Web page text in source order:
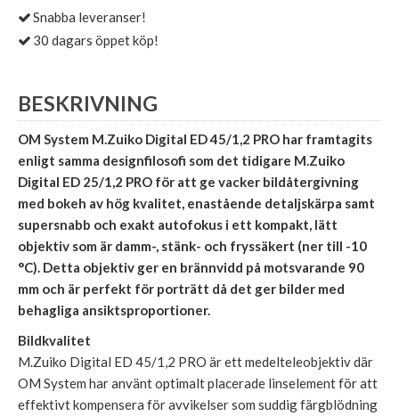
Snabba leveranser!
30 dagars öppet köp!
BESKRIVNING
OM System M.Zuiko Digital ED 45/1,2 PRO har framtagits
enligt samma designfilosofi som det tidigare M.Zuiko
Digital ED 25/1,2 PRO för att ge vacker bildåtergivning
med bokeh av hög kvalitet, enastående detaljskärpa samt
supersnabb och exakt autofokus i ett kompakt, lätt
objektiv som är damm-, stänk- och fryssäkert (ner till -10
°C). Detta objektiv ger en brännvidd på motsvarande 90
mm och är perfekt för porträtt då det ger bilder med
behagliga ansiktsproportioner.
Bildkvalitet
M.Zuiko Digital ED 45/1,2 PRO är ett medelteleobjektiv där
OM System har använt optimalt placerade linselement för att
effektivt kompensera för avvikelser som suddig färgblödning